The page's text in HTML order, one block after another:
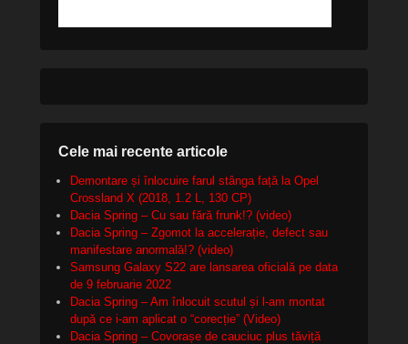
Cele mai recente articole
Demontare și înlocuire farul stânga față la Opel
Crossland X (2018, 1.2 L, 130 CP)
Dacia Spring – Cu sau fără frunk!? (video)
Dacia Spring – Zgomot la accelerație, defect sau
manifestare anormală!? (video)
Samsung Galaxy S22 are lansarea oficială pe data
de 9 februarie 2022
Dacia Spring – Am înlocuit scutul și l-am montat
după ce i-am aplicat o “corecție” (Video)
Dacia Spring – Covorașe de cauciuc plus tăviță